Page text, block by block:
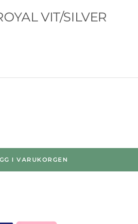
VIT/SILVER
I VARUKORGEN